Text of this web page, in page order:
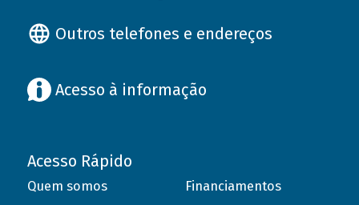
Outros telefones e endereços
Acesso à informação
Acesso Rápido
Quem somos
Financiamentos